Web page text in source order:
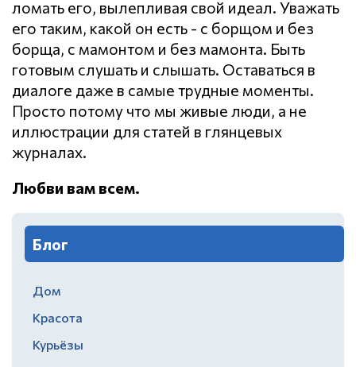
ломать его, вылепливая свой идеал. Уважать
его таким, какой он есть - с борщом и без
борща, с мамонтом и без мамонта. Быть
готовым слушать и слышать. Оставаться в
диалоге даже в самые трудные моменты.
Просто потому что мы живые люди, а не
иллюстрации для статей в глянцевых
журналах.
Любви вам всем.
Блог
Дом
Красота
Курьёзы